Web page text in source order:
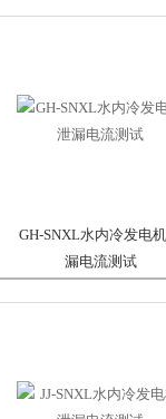
GH-SNXL水内冷发电
漏电流测试